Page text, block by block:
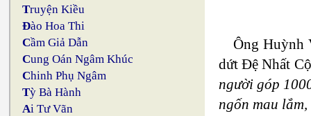
Truyện Kiều
Đào Hoa Thi
Cầm Giả Dẫn
Cung Oán Ngâm Khúc
Chinh Phụ Ngâm
Tỳ Bà Hành
Ai Tư Vãn
Ông Huỳnh
dứt Đệ Nhất
người góp
ngốn mau